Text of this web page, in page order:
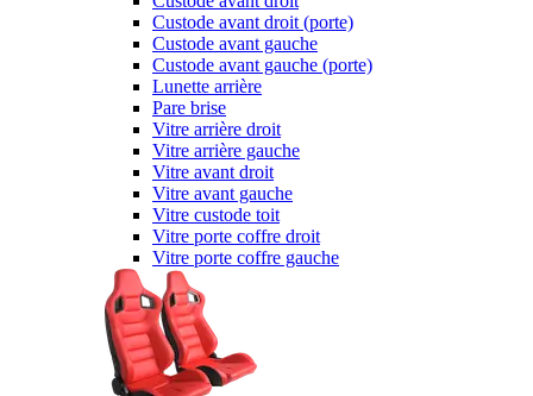
Custode avant droit (porte)
Custode avant gauche
Custode avant gauche (porte)
Lunette arrière
Pare brise
Vitre arrière droit
Vitre arrière gauche
Vitre avant droit
Vitre avant gauche
Vitre custode toit
Vitre porte coffre droit
Vitre porte coffre gauche